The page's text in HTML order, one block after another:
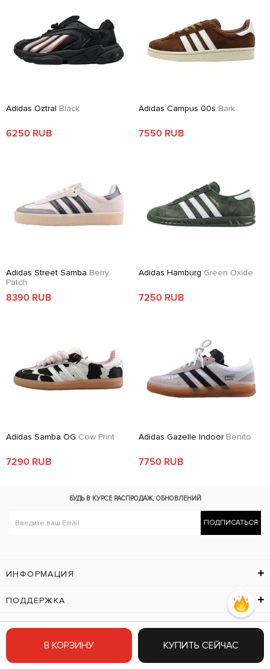
Adidas Oztral Black
6250 RUB
Adidas Campus 00s Bark
7550 RUB
Adidas Street Samba Berry
Patch
8390 RUB
Adidas Hamburg Green Oxide
7250 RUB
Adidas Samba OG Cow Print
7290 RUB
Adidas Gazelle Indoor Benito
7750 RUB
В КОРЗИНУ КУПИТЬ СЕЙЧАС
БУДЬ В КУРСЕ РАСПРОДАЖ, ОБНОВЛЕНИЙ
ПОДПИСАТЬСЯ
ИНФОРМАЦИЯ
ПОДДЕРЖКА
КОНТАКТЫ
ПОДПИШИСЬ НА IN STYLE SHOP.